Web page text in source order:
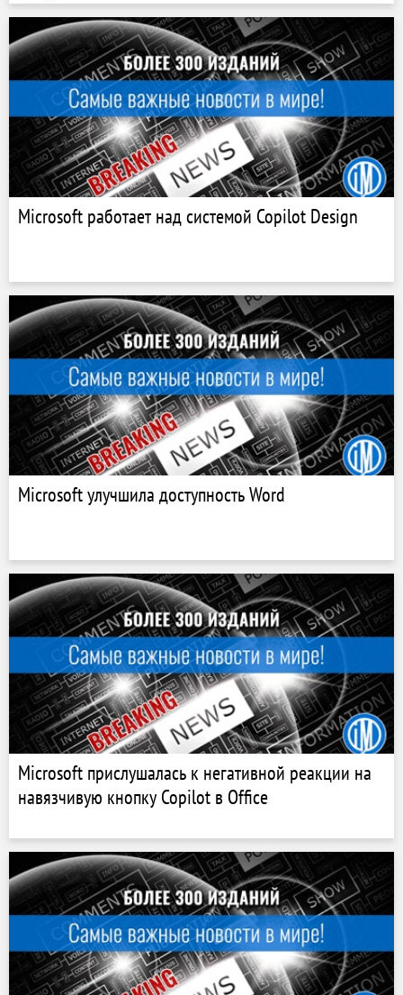
Microsoft работает над системой Copilot Design
Microsoft улучшила доступность Word
Microsoft прислушалась к негативной реакции на
навязчивую кнопку Copilot в Office